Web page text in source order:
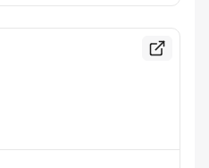
Bekijk